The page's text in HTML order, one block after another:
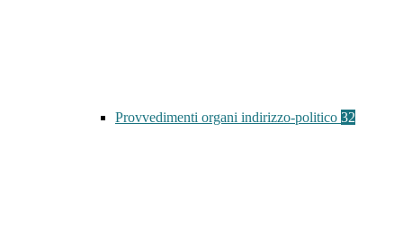
Provvedimenti organi indirizzo-politico 32